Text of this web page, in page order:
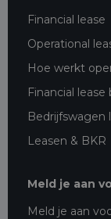
Financial lease
Operational
Hoe werkt
Financial
Bedrijfswagen
Leasen & BKR
Meld je aan
Meld je aan